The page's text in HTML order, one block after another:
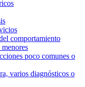
comportamiento
poco comunes o
varios diagnósticos o